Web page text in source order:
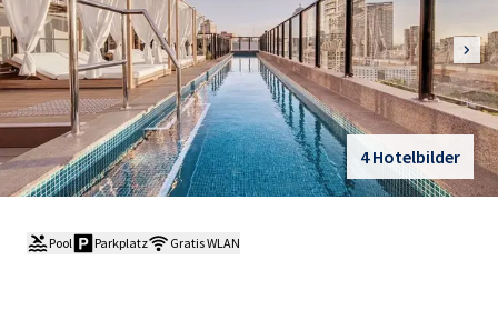
4 Hotelbilder
Pool Parkplatz Gratis WLAN